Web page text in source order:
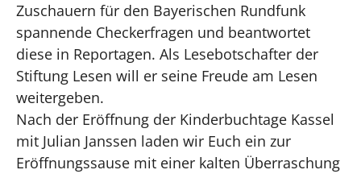
Zuschauern für den Bayerischen Rundfunk
spannende Checkerfragen und beantwortet
diese in Reportagen. Als Lesebotschafter der
Stiftung Lesen will er seine Freude am Lesen
weitergeben.
Nach der Eröffnung der Kinderbuchtage Kassel
mit Julian Janssen laden wir Euch ein zur
Eröffnungssause mit einer kalten Überraschung